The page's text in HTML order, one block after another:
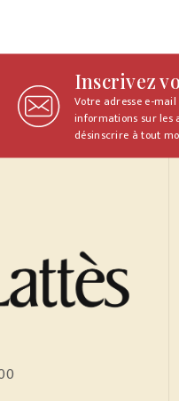
Inscrivez
Votre adresse e-
informations sur les
désinscrire à tout